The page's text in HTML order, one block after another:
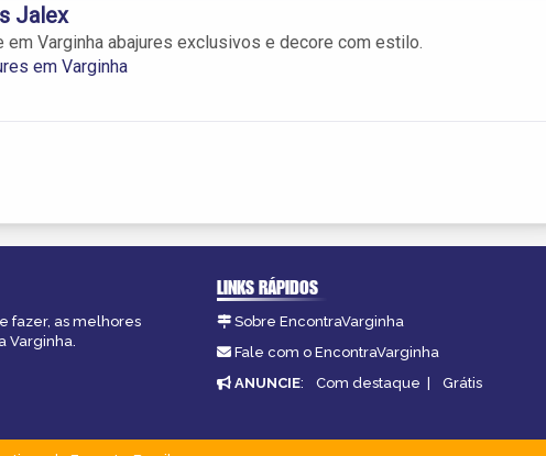
Jalex
em Varginha abajures exclusivos e decore com estilo.
em Varginha
fazer, as melhores
Varginha.
LINKS RÁPIDOS
Sobre EncontraVarginha
Fale com o EncontraVarginha
ANUNCIE: Com destaque | Grátis